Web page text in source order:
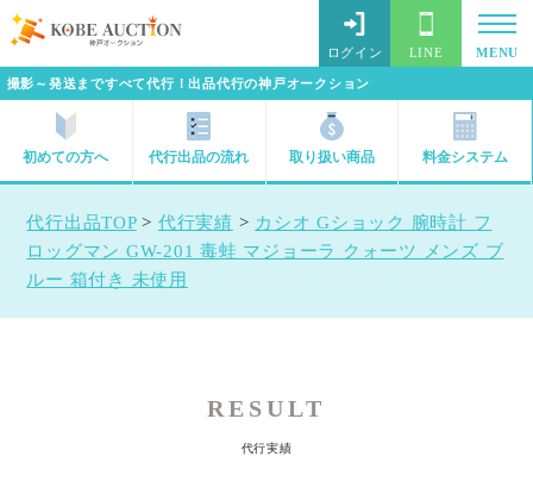
撮影～発送まですべて代行！出品代行の神戸オークション
ログイン LINE MENU
初めての方へ 代行出品の流れ 取り扱い商品 料金システム
代行出品TOP> 代行実績 > カシオ Gショック 腕時計 フ
ロッグマン GW-201 毒蛙 マジョーラ クォーツ メンズ ブ
ルー 箱付き 未使用
RESULT
代行実績